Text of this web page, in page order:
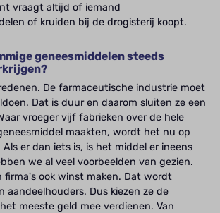
vraagt altijd of iemand
of kruiden bij de drogisterij koopt.
geneesmiddelen steeds
De farmaceutische industrie moet
Dat is duur en daarom sluiten ze een
vroeger vijf fabrieken over de hele
maakten, wordt het nu op
er dan iets is, is het middel er ineens
we al veel voorbeelden van gezien.
firma's ook winst maken. Dat wordt
aandeelhouders. Dus kiezen ze de
meeste geld mee verdienen. Van